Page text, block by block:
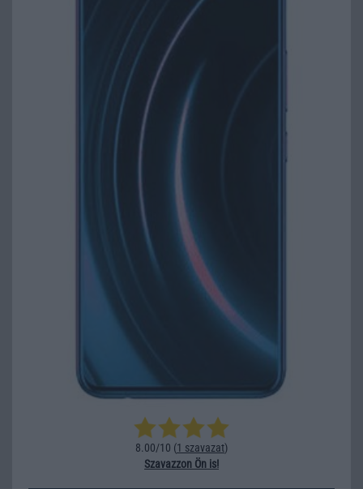
8.00/10 (1 szavazat)
Szavazzon Ön is!